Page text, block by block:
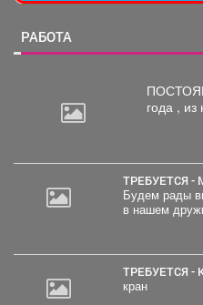
РАБОТА
года , из
ТРЕБУЕТСЯ
Будем рады
в нашем
ТРЕБУЕТСЯ
кран